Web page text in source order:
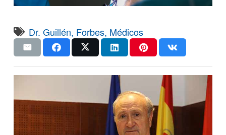
Dr. Guillén, Forbes, Médicos